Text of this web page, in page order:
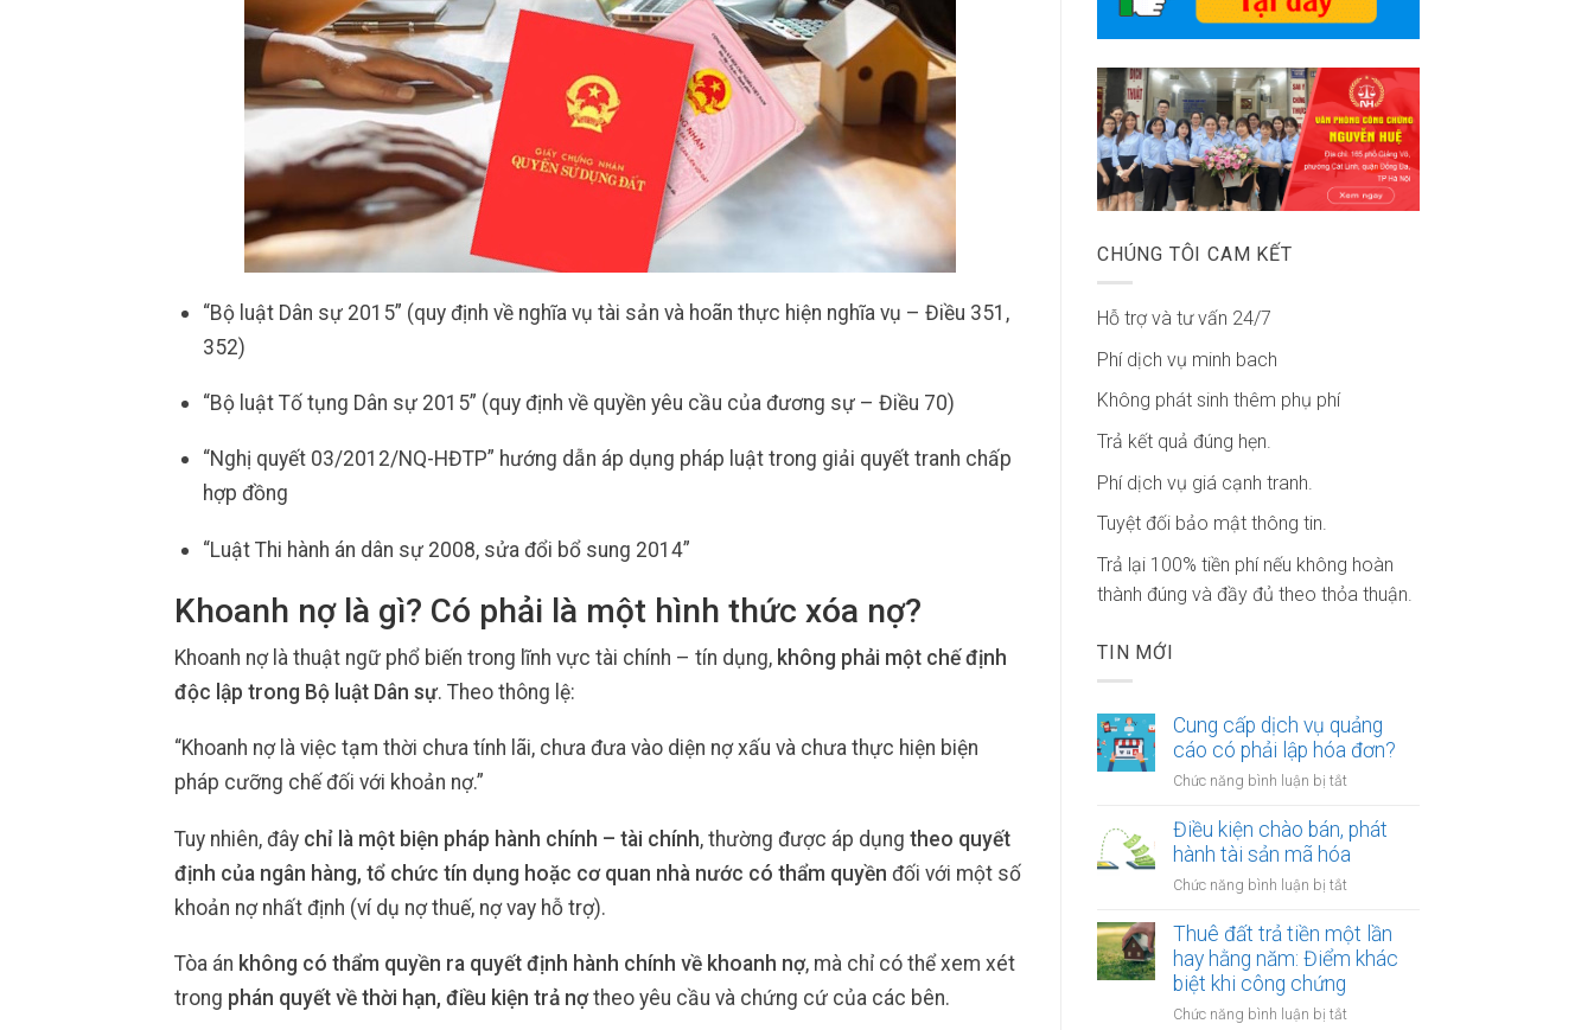
“Bộ luật Dân sự 2015” (quy định về nghĩa vụ tài sản và hoãn thực hiện nghĩa vụ – Điều 351,
352)
“Bộ luật Tố tụng Dân sự 2015” (quy định về quyền yêu cầu của đương sự – Điều 70)
“Nghị quyết 03/2012/NQ-HĐTP” hướng dẫn áp dụng pháp luật trong giải quyết tranh chấp
hợp đồng
“Luật Thi hành án dân sự 2008, sửa đổi bổ sung 2014”
Khoanh nợ là gì? Có phải là một hình thức xóa nợ?
Khoanh nợ là thuật ngữ phổ biến trong lĩnh vực tài chính – tín dụng, không phải một chế định
độc lập trong Bộ luật Dân sự. Theo thông lệ:
“Khoanh nợ là việc tạm thời chưa tính lãi, chưa đưa vào diện nợ xấu và chưa thực hiện biện
pháp cưỡng chế đối với khoản nợ.”
Tuy nhiên, đây chỉ là một biện pháp hành chính – tài chính, thường được áp dụng theo quyết
định của ngân hàng, tổ chức tín dụng hoặc cơ quan nhà nước có thẩm quyền đối với một số
khoản nợ nhất định (ví dụ nợ thuế, nợ vay hỗ trợ).
Tòa án không có thẩm quyền ra quyết định hành chính về khoanh nợ, mà chỉ có thể xem xét
trong phán quyết về thời hạn, điều kiện trả nợtheo yêu cầu và chứng cứ của các bên.
CHÚNG TÔI CAM KẾT
Hỗ trợ và tư vấn 24/7
Phí dịch vụ minh bach
Không phát sinh thêm phụ phí
Trả kết quả đúng hẹn.
Phí dịch vụ giá cạnh tranh.
Tuyệt đối bảo mật thông tin.
Trả lại 100% tiền phí nếu không hoàn
thành đúng và đầy đủ theo thỏa thuận.
TIN MỚI
Cung cấp dịch vụ quảng
cáo có phải lập hóa đơn?
Chức năng bình luận bị tắt
cấp
dịch
quảng
có
phải
Điều kiện chào bán, phát
hành tài sản mã hóa
Chức năng bình luận bị tắt
kiện
chào
hành
Thuê đất trả tiền một lần
hay hằng năm: Điểm khác
biệt khi công chứng
Chức năng bình luận bị tắt